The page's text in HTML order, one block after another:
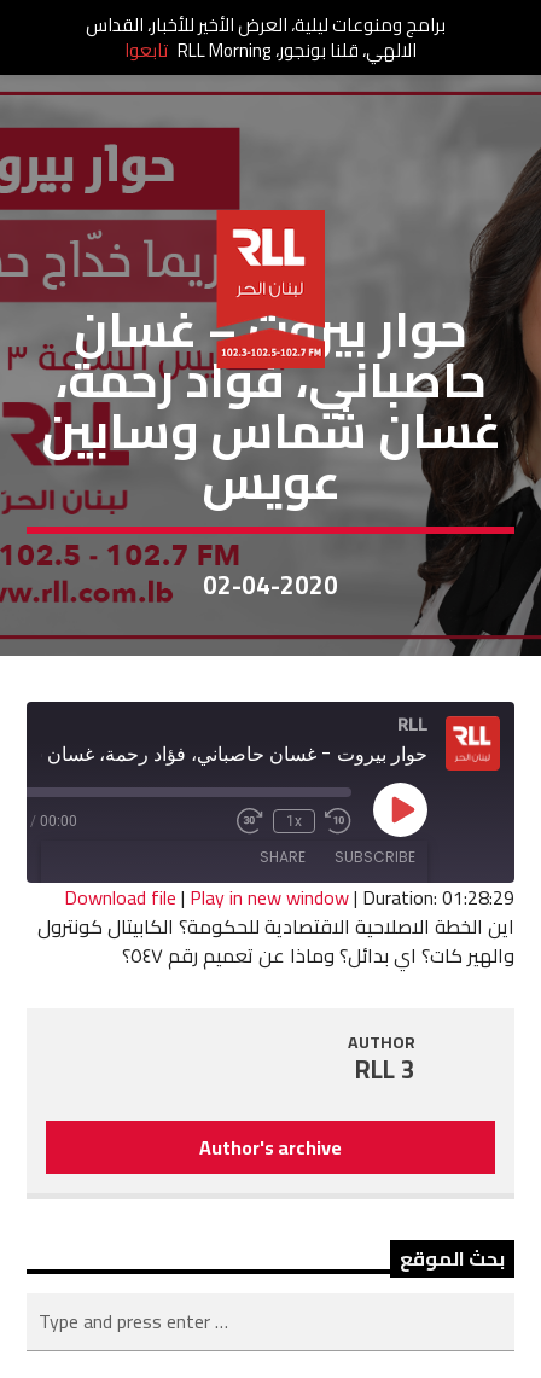
حوار بيروت
حوار بيروت – غسان
حاصباني، فؤاد رحمة،
غسان شماس وسابين
عويس
02-04-2020
RLL
Play
Episode
Rewind
10
Seconds
1x
Fast
seconds
00:00
/
SUBSCRIBE
SHARE
RSS FEED
SHARE
Download file| Play in new window| Duration: 01:28:29
اين الخطة الاصلاحية الاقتصادية للحكومة؟ الكابيتال كونترول
والهير كات؟ اي بدائل؟ وماذا عن تعميم رقم ٥٤٧؟
AUTHOR
RLL 3
Author's archive
بحث الموقع
برامج ومنوعات ليلية، العرض الأخير للأخبار، القداس
الالهي، قلنا بونجور، RLL Morning تابعوا